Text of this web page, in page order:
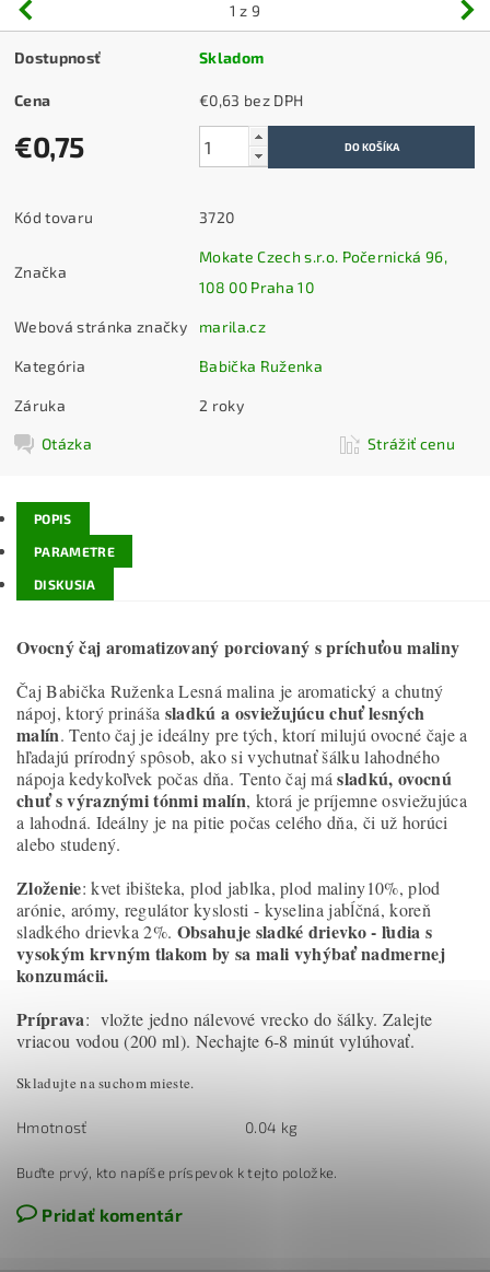
1 z 9
Dostupnosť Skladom
Cena €0,63 bez DPH
€0,75
Kód tovaru 3720
Značka
Mokate Czech s.r.o. Počernická 96,
108 00 Praha 10
Webová stránka značky marila.cz
Kategória Babička Ruženka
Záruka 2 roky
Otázka Strážiť cenu
POPIS
PARAMETRE
DISKUSIA
Ovocný čaj aromatizovaný porciovaný s príchuťou maliny
Čaj Babička Ruženka Lesná malina je aromatický a chutný
nápoj, ktorý prináša sladkú a osviežujúcu chuť lesných
malín. Tento čaj je ideálny pre tých, ktorí milujú ovocné čaje a
hľadajú prírodný spôsob, ako si vychutnať šálku lahodného
nápoja kedykoľvek počas dňa. Tento čaj másladkú, ovocnú
chuť s výraznými tónmi malín, ktorá je príjemne osviežujúca
a lahodná. Ideálny je na pitie počas celého dňa, či už horúci
alebo studený.
Zloženie: kvet ibišteka, plod jablka, plod maliny10%, plod
arónie, arómy, regulátor kyslosti - kyselina jabĺčná, koreň
sladkého drievka 2%. Obsahuje sladké drievko - ľudia s
vysokým krvným tlakom by sa mali vyhýbať nadmernej
konzumácii.
Príprava: vložte jedno nálevové vrecko do šálky. Zalejte
vriacou vodou (200 ml). Nechajte 6-8 minút vylúhovať.
Skladujte na suchom mieste.
Hmotnosť 0.04 kg
Buďte prvý, kto napíše príspevok k tejto položke.
Pridať komentár